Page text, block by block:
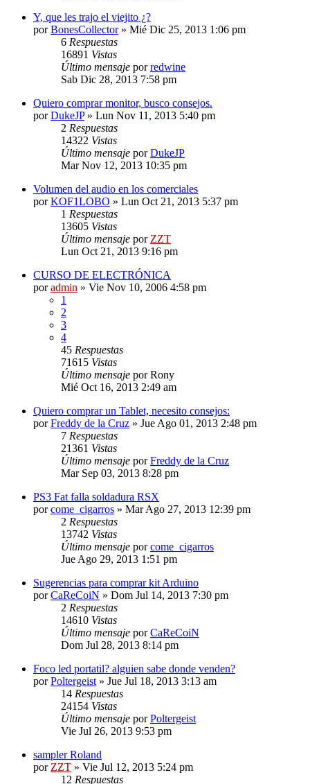
Y, que les trajo el viejito ¿?
porBonesCollector» Mié Dic 25, 2013 1:06 pm
6 Respuestas
16891 Vistas
Último mensaje porredwine
Sab Dic 28, 2013 7:58 pm
Quiero comprar monitor, busco consejos.
porDukeJP» Lun Nov 11, 2013 5:40 pm
2 Respuestas
14322 Vistas
Último mensaje porDukeJP
Mar Nov 12, 2013 10:35 pm
Volumen del audio en los comerciales
porKOF1LOBO » Lun Oct 21, 2013 5:37 pm
1 Respuestas
13605 Vistas
Último mensaje por ZZT
Lun Oct 21, 2013 9:16 pm
CURSO DE ELECTRÓNICA
poradmin » Vie Nov 10, 2006 4:58 pm
1
2
3
4
45 Respuestas
71615 Vistas
Último mensaje porRony
Mié Oct 16, 2013 2:49 am
Quiero comprar un Tablet, necesito consejos:
porFreddy de la Cruz » Jue Ago 01, 2013 2:48 pm
7 Respuestas
21361 Vistas
Último mensaje porFreddy de la Cruz
Mar Sep 03, 2013 8:28 pm
PS3 Fat falla soldadura RSX
porcome_cigarros » Mar Ago 27, 2013 12:39 pm
2 Respuestas
13742 Vistas
Último mensaje porcome_cigarros
Jue Ago 29, 2013 1:51 pm
Sugerencias para comprar kit Arduino
porCaReCoiN » Dom Jul 14, 2013 7:30 pm
2 Respuestas
14610 Vistas
Último mensaje porCaReCoiN
Dom Jul 28, 2013 8:14 pm
Foco led portatil? alguien sabe donde venden?
porPoltergeist » Jue Jul 18, 2013 3:13 am
14 Respuestas
24154 Vistas
Último mensaje porPoltergeist
Vie Jul 26, 2013 9:53 pm
sampler Roland
por ZZT » Vie Jul 12, 2013 5:24 pm
12 Respuestas